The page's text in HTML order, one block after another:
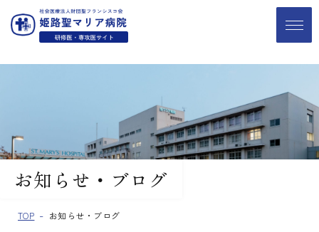
お知らせ・ブログ
TOP お知らせ・ブログ